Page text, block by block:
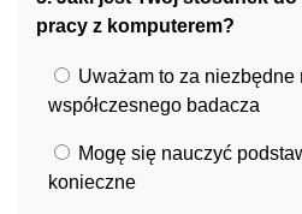
pracy z komputerem?
Uważam to za niezbędne
współczesnego badacza
Mogę się nauczyć
konieczne